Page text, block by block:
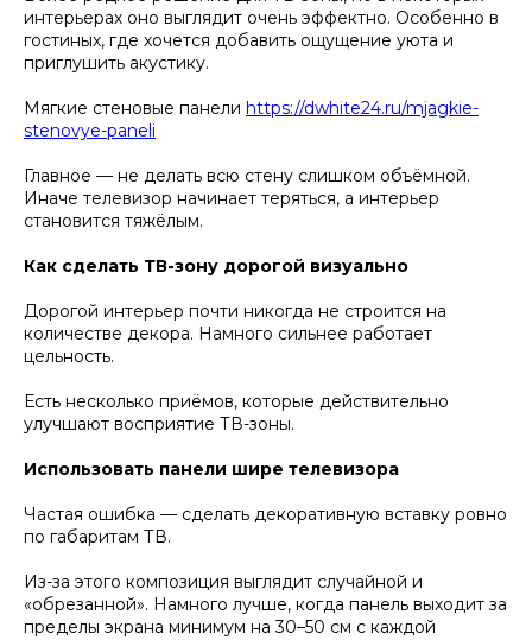
интерьерах оно выглядит очень эффектно. Особенно в
гостиных, где хочется добавить ощущение уюта и
приглушить акустику.
Мягкие стеновые панели https://dwhite24.ru/mjagkie-
stenovye-paneli
Главное — не делать всю стену слишком объёмной.
Иначе телевизор начинает теряться, а интерьер
становится тяжёлым.
Как сделать ТВ-зону дорогой визуально
Дорогой интерьер почти никогда не строится на
количестве декора. Намного сильнее работает
цельность.
Есть несколько приёмов, которые действительно
улучшают восприятие ТВ-зоны.
Использовать панели шире телевизора
Частая ошибка — сделать декоративную вставку ровно
по габаритам ТВ.
Из-за этого композиция выглядит случайной и
«обрезанной». Намного лучше, когда панель выходит за
пределы экрана минимум на 30–50 см с каждой